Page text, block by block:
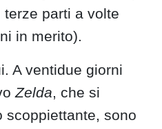
parti a volte
in merito).
A ventidue giorni
Zelda, che si
scoppiettante, sono